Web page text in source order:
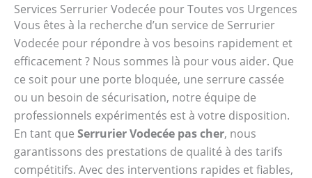
Services Serrurier Vodecée pour Toutes vos Urgences
Vous êtes à la recherche d’un service de Serrurier
Vodecée pour répondre à vos besoins rapidement et
efficacement ? Nous sommes là pour vous aider. Que
ce soit pour une porte bloquée, une serrure cassée
ou un besoin de sécurisation, notre équipe de
professionnels expérimentés est à votre disposition.
En tant que Serrurier Vodecée pas cher, nous
garantissons des prestations de qualité à des tarifs
compétitifs. Avec des interventions rapides et fiables,